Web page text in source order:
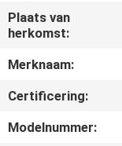
ONS
Plaats van
herkomst:
Merknaam:
Certificering:
Modelnummer: